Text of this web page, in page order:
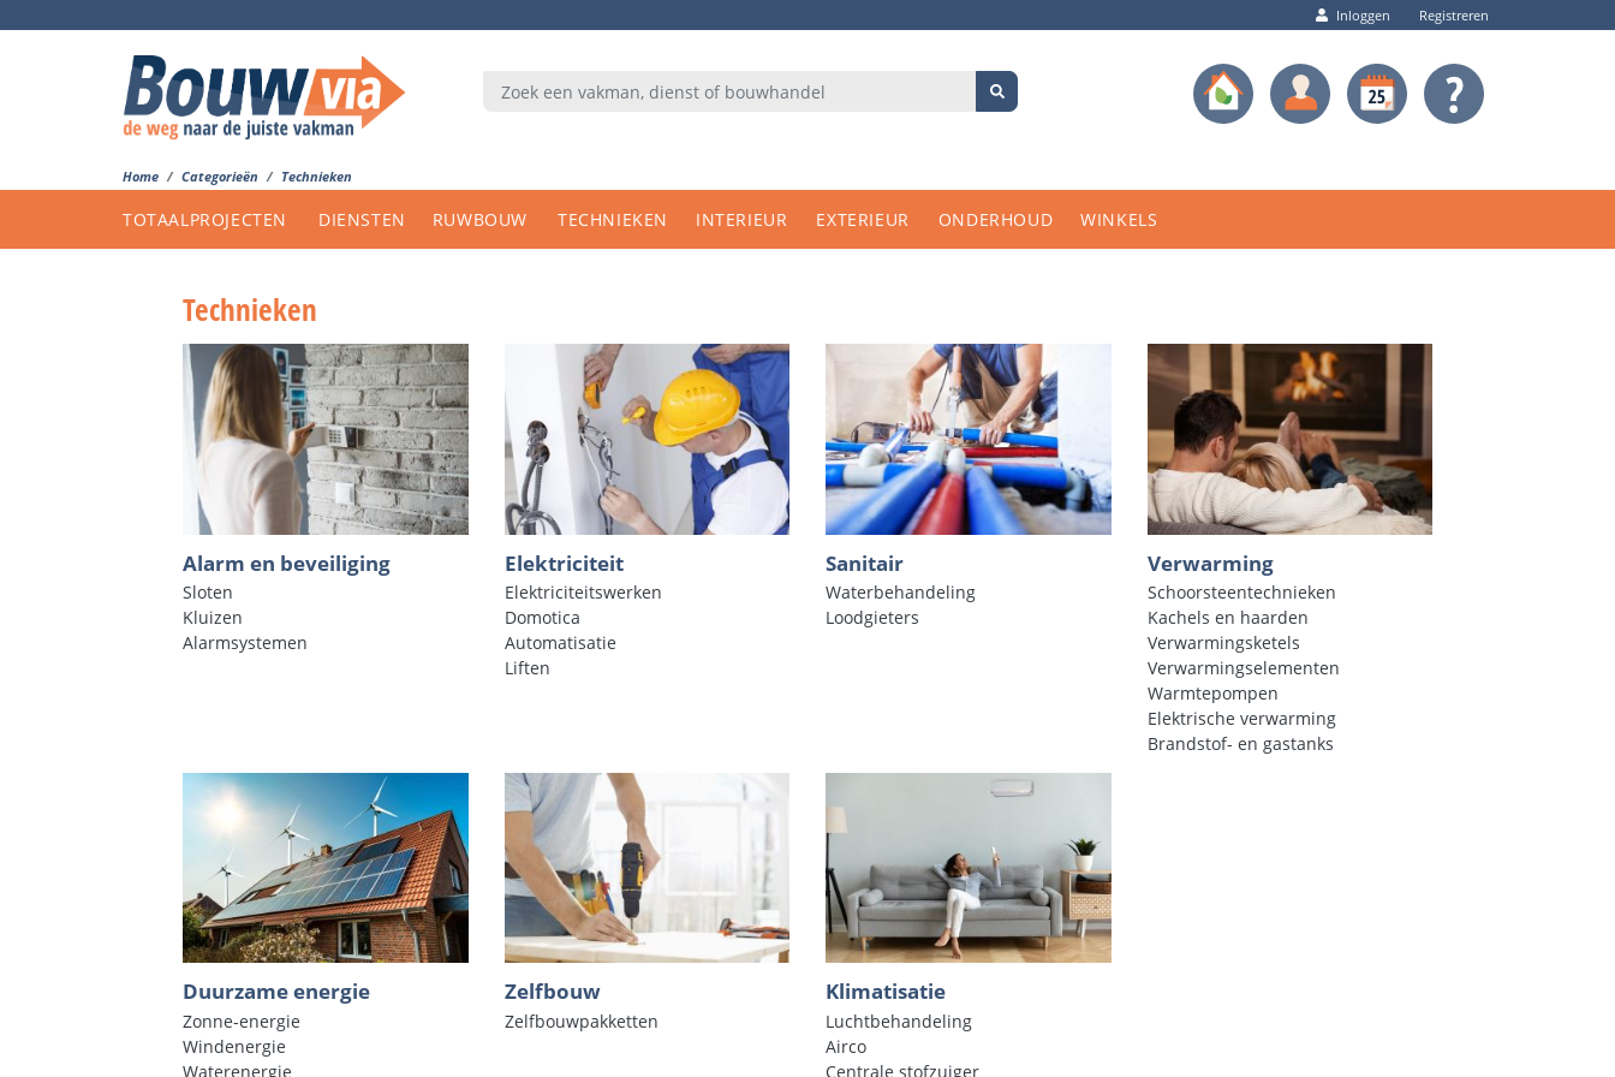
Inloggen Registreren
Home Categorieën Technieken
TOTAALPROJECTEN DIENSTEN RUWBOUW TECHNIEKEN INTERIEUR EXTERIEUR ONDERHOUD WINKELS
Technieken
Alarm en beveiliging
Sloten
Kluizen
Alarmsystemen
Elektriciteit
Elektriciteitswerken
Domotica
Automatisatie
Liften
Sanitair
Waterbehandeling
Loodgieters
Verwarming
Schoorsteentechnieken
Kachels en haarden
Verwarmingsketels
Verwarmingselementen
Warmtepompen
Elektrische verwarming
Brandstof- en gastanks
Duurzame energie
Zonne-energie
Windenergie
Waterenergie
Zelfbouw
Zelfbouwpakketten
Klimatisatie
Luchtbehandeling
Airco
Centrale stofzuiger